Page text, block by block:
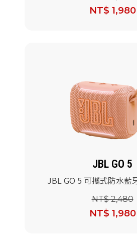
NT$ 1,980
JBL GO 5
JBL GO 5 可攜式防水藍
NT$ 2,480
NT$ 1,980